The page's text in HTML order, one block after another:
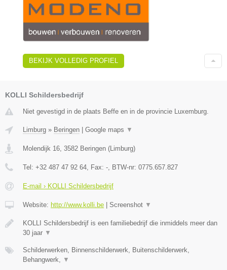
BEKIJK VOLLEDIG PROFIEL
KOLLI Schildersbedrijf
Niet gevestigd in de plaats Beffe en in de provincie Luxemburg.
Limburg » Beringen Google maps ▼
Molendijk 16, 3582 Beringen (Limburg)
Tel: +32 487 47 92 64, Fax: -, BTW-nr: 0775.657.827
E-mail › KOLLI Schildersbedrijf
Website: http://www.kolli.be Screenshot ▼
KOLLI Schildersbedrijf is een familiebedrijf die inmiddels meer dan
30 jaar ▼
Schilderwerken, Binnenschilderwerk, Buitenschilderwerk,
Behangwerk, ▼